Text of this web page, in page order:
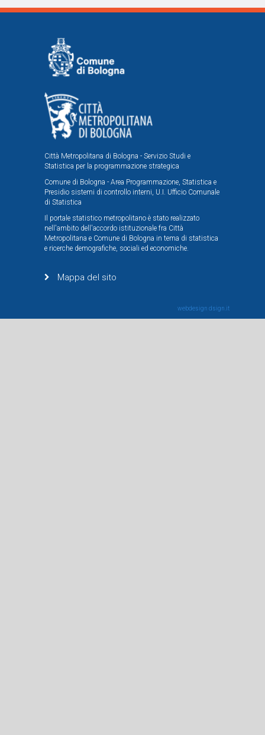
Città Metropolitana di Bologna - Servizio Studi e
Statistica per la programmazione strategica
Comune di Bologna - Area Programmazione, Statistica e
Presidio sistemi di controllo interni, U.I. Ufficio Comunale
di Statistica
Il portale statistico metropolitano è stato realizzato
nell'ambito dell'accordo istituzionale fra Città
Metropolitana e Comune di Bologna in tema di statistica
e ricerche demografiche, sociali ed economiche.
Mappa del sito
webdesign dsign.it